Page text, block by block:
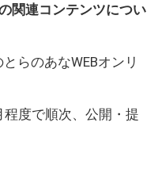
関連コンテンツについ
らのあなWEBオンリ
度で順次、公開・提